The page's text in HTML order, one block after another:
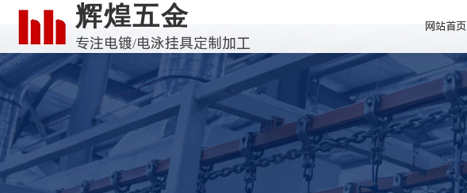
辉煌五金
专注电镀/电泳挂具定制加工
网站首页